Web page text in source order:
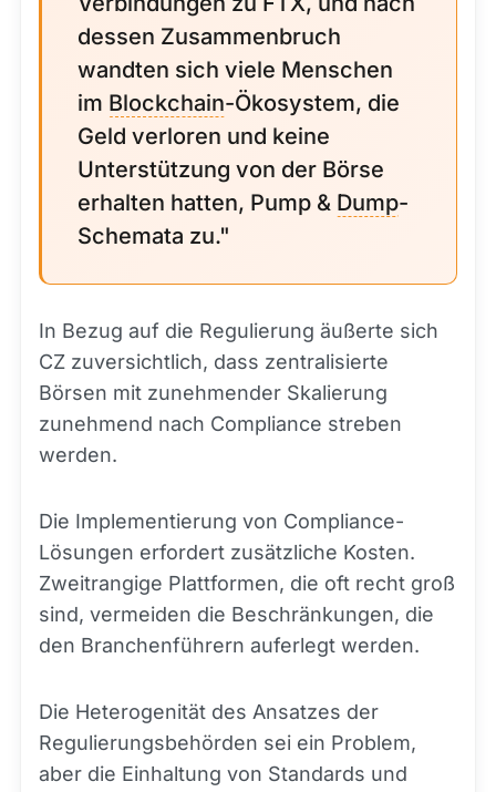
dessen Zusammenbruch
wandten sich viele Menschen
im Blockchain-Ökosystem, die
Geld verloren und keine
Unterstützung von der Börse
erhalten hatten, Pump & Dump-
Schemata zu."
In Bezug auf die Regulierung äußerte sich
CZ zuversichtlich, dass zentralisierte
Börsen mit zunehmender Skalierung
zunehmend nach Compliance streben
werden.
Die Implementierung von Compliance-
Lösungen erfordert zusätzliche Kosten.
Zweitrangige Plattformen, die oft recht groß
sind, vermeiden die Beschränkungen, die
den Branchenführern auferlegt werden.
Die Heterogenität des Ansatzes der
Regulierungsbehörden sei ein Problem,
aber die Einhaltung von Standards und